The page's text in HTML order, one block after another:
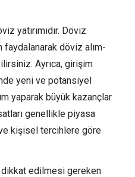
yatırımıdır. Döviz
faydalanarak döviz alım-
Ayrıca, girişim
yeni ve potansiyel
yaparak büyük kazançlar
genellikle piyasa
kişisel tercihlere göre
dikkat edilmesi gereken